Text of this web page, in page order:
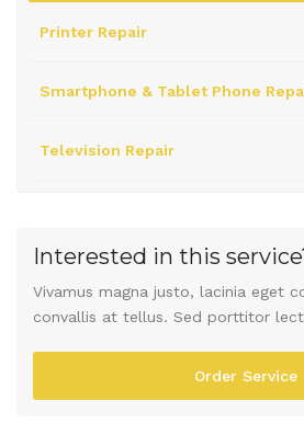
Printer Repair
Smartphone & Tablet Phone
Television Repair
Interested in this
Vivamus magna justo, lacinia eget
convallis at tellus. Sed porttitor
Order Service